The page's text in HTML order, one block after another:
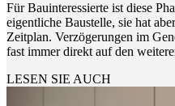
Für Bauinteressierte ist diese
eigentliche Baustelle, sie hat
Zeitplan. Verzögerungen im
fast immer direkt auf den
LESEN SIE AUCH